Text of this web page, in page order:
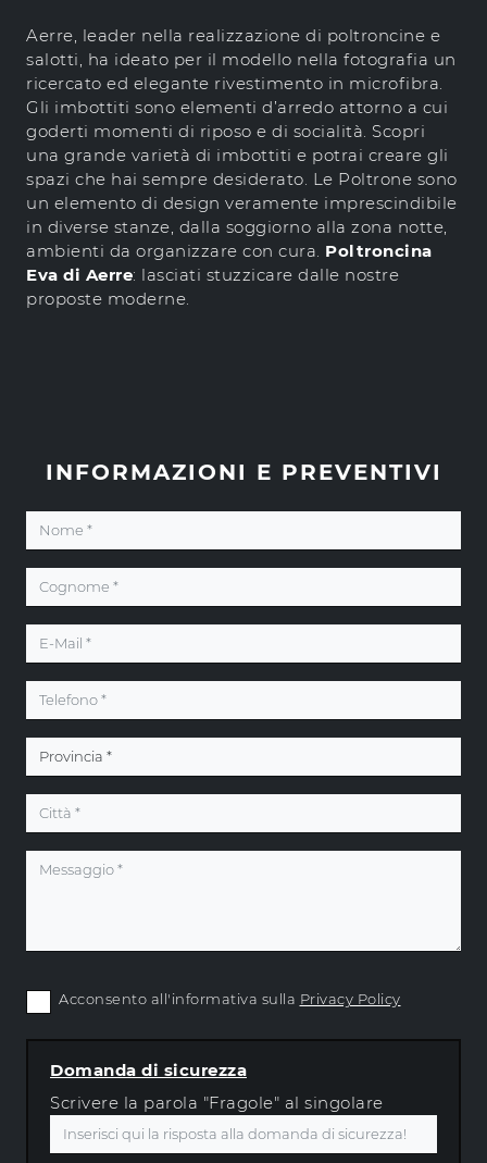
Aerre, leader nella realizzazione di poltroncine e
salotti, ha ideato per il modello nella fotografia un
ricercato ed elegante rivestimento in microfibra.
Gli imbottiti sono elementi d’arredo attorno a cui
goderti momenti di riposo e di socialità. Scopri
una grande varietà di imbottiti e potrai creare gli
spazi che hai sempre desiderato. Le Poltrone sono
un elemento di design veramente imprescindibile
in diverse stanze, dalla soggiorno alla zona notte,
ambienti da organizzare con cura. Poltroncina
Eva di Aerre: lasciati stuzzicare dalle nostre
proposte moderne.
INFORMAZIONI E PREVENTIVI
Acconsento all'informativa sulla Privacy Policy
Domanda di sicurezza
Scrivere la parola "Fragole" al singolare